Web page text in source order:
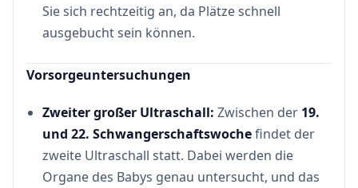
Sie sich rechtzeitig an, da Plätze schnell
ausgebucht sein können.
Vorsorgeuntersuchungen
Zweiter großer Ultraschall: Zwischen der 19.
und 22. Schwangerschaftswochefindet der
zweite Ultraschall statt. Dabei werden die
Organe des Babys genau untersucht, und das